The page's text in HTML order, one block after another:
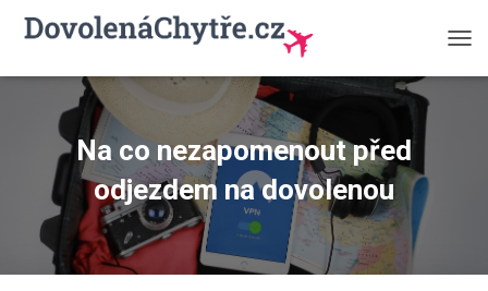
Ř
Na co nezapomenout před
odjezdem na dovolenou